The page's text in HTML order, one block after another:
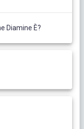
Diamine È?